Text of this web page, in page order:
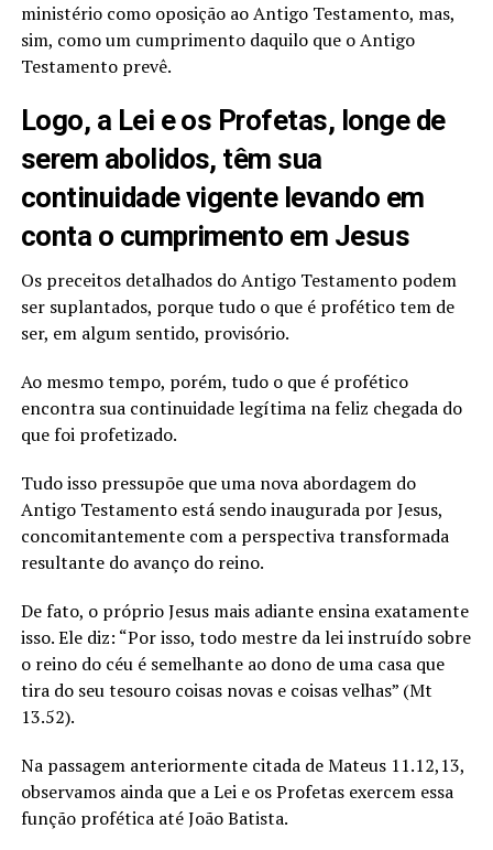
ministério como oposição ao Antigo Testamento, mas,
sim, como um cumprimento daquilo que o Antigo
Testamento prevê.
Logo, a Lei e os Profetas, longe de
serem abolidos, têm sua
continuidade vigente levando em
conta o cumprimento em Jesus
Os preceitos detalhados do Antigo Testamento podem
ser suplantados, porque tudo o que é profético tem de
ser, em algum sentido, provisório.
Ao mesmo tempo, porém, tudo o que é profético
encontra sua continuidade legítima na feliz chegada do
que foi profetizado.
Tudo isso pressupõe que uma nova abordagem do
Antigo Testamento está sendo inaugurada por Jesus,
concomitantemente com a perspectiva transformada
resultante do avanço do reino.
De fato, o próprio Jesus mais adiante ensina exatamente
isso. Ele diz: “Por isso, todo mestre da lei instruído sobre
o reino do céu é semelhante ao dono de uma casa que
tira do seu tesouro coisas novas e coisas velhas” (Mt
13.52).
Na passagem anteriormente citada de Mateus 11.12,13,
observamos ainda que a Lei e os Profetas exercem essa
função profética até João Batista.